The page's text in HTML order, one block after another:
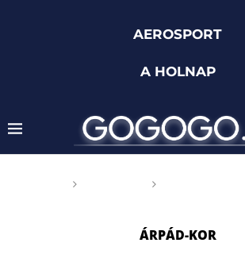
AEROSPORT
A HOLNAP
ÁRPÁD-KOR